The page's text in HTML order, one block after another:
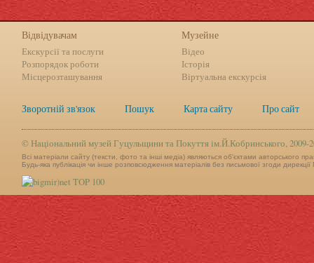
Відвідувачам
Екскурсії та послуги
Розпорядок роботи
Місцерозташування
Музейне
Відео
Історія
Віртуальна екскурсія
Зворотній зв'язок Пошук Карта сайту Про сайт
©Національний музей Гуцульщини та Покуття ім.Й.Кобринського, 2009-
Всі матеріали сайту (тексти, фото та інші медіа) являються об'єктами авторського
Будь-яка публікація чи інше розповсюдження матеріалів без письмової згоди